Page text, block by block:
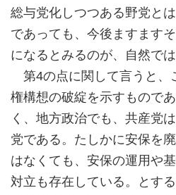
総与党化しつつある野党と
であっても、今後ますます
になるとみるのが、自然では
第4の点に関して言うと、
権構想の破綻を示すもので
く、地方政治でも、共産党
党である。たしかに安保を
はなくても、安保の運用や
対立も存在している。とす